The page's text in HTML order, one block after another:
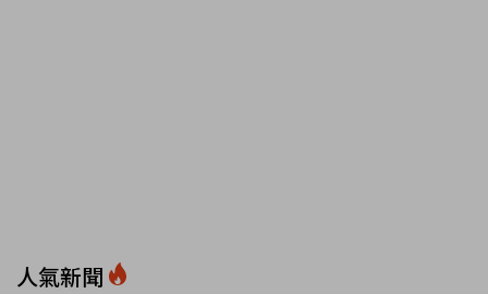
人氣新聞